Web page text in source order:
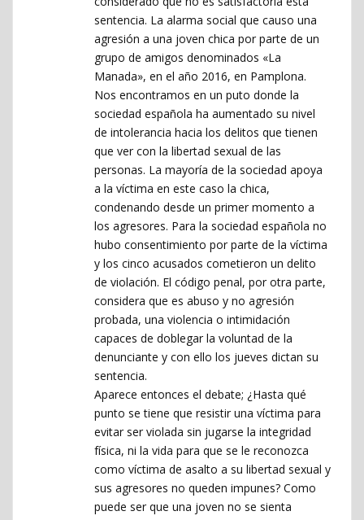
sentencia. La alarma social que causo una
agresión a una joven chica por parte de un
grupo de amigos denominados «La
Manada», en el año 2016, en Pamplona.
Nos encontramos en un puto donde la
sociedad española ha aumentado su nivel
de intolerancia hacia los delitos que tienen
que ver con la libertad sexual de las
personas. La mayoría de la sociedad apoya
a la víctima en este caso la chica,
condenando desde un primer momento a
los agresores. Para la sociedad española no
hubo consentimiento por parte de la víctima
y los cinco acusados cometieron un delito
de violación. El código penal, por otra parte,
considera que es abuso y no agresión
probada, una violencia o intimidación
capaces de doblegar la voluntad de la
denunciante y con ello los jueves dictan su
sentencia.
Aparece entonces el debate; ¿Hasta qué
punto se tiene que resistir una víctima para
evitar ser violada sin jugarse la integridad
física, ni la vida para que se le reconozca
como víctima de asalto a su libertad sexual y
sus agresores no queden impunes? Como
puede ser que una joven no se sienta